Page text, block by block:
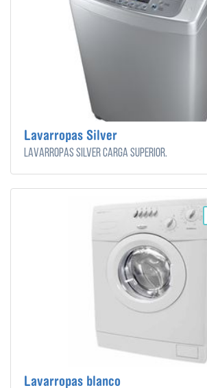
Lavarropas Silver
Lavarropas Silver carga superior.
Lavarropas blanco